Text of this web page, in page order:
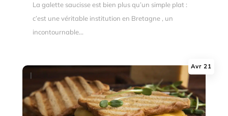
La galette saucisse est bien plus qu’un simple plat :
c’est une véritable institution en Bretagne , un
incontournable...
Avr 21
|